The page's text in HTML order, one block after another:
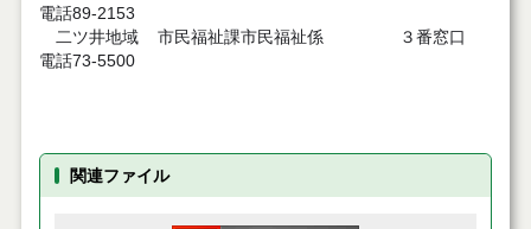
電話89-2153
二ツ井地域 市民福祉課市民福祉係 ３番窓口
電話73-5500
関連ファイル